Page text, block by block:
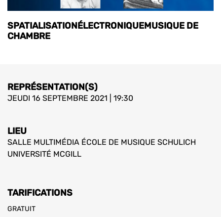
SPATIALISATIONÉLECTRONIQUEMUSIQUE DE
CHAMBRE
REPRÉSENTATION(S)
JEUDI 16 SEPTEMBRE 2021 | 19:30
LIEU
SALLE MULTIMÉDIA ÉCOLE DE MUSIQUE SCHULICH
UNIVERSITÉ MCGILL
TARIFICATIONS
GRATUIT